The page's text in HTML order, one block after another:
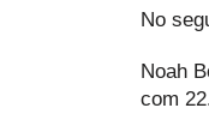
No
Noah
com